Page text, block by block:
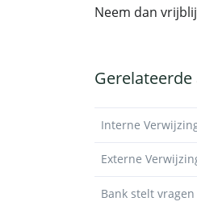
Neem dan
Interne
Externe
Bank stelt